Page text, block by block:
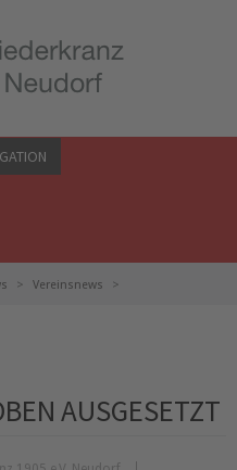
Vereinsnews
AUSGESETZT